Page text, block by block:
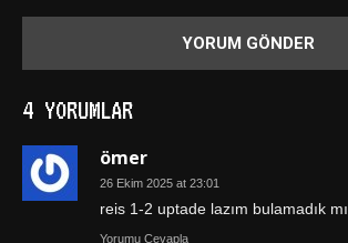
4 YORUMLAR
ömer
26 Ekim 2025 at 23:01
reis 1-2 uptade lazım bulamadık mı
Yorumu Cevapla